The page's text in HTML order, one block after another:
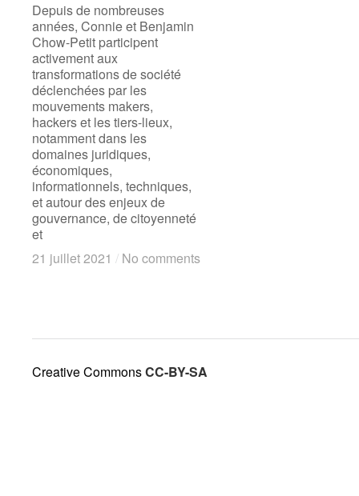
Depuis de nombreuses
années, Connie et Benjamin
Chow-Petit participent
activement aux
transformations de société
déclenchées par les
mouvements makers,
hackers et les tiers-lieux,
notamment dans les
domaines juridiques,
économiques,
informationnels, techniques,
et autour des enjeux de
gouvernance, de citoyenneté
et
21 juillet 2021 / No comments
21 juillet 2021 / No comments
Creative CommonsCC-BY-SA